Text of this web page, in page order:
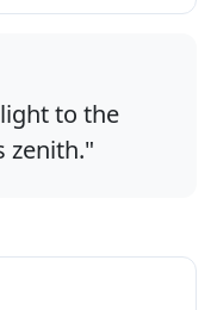
to the
zenith."